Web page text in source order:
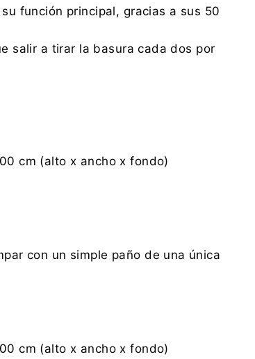
función principal, gracias a sus 50
salir a tirar la basura cada dos por
cm (alto x ancho x fondo)
con un simple paño de una única
cm (alto x ancho x fondo)